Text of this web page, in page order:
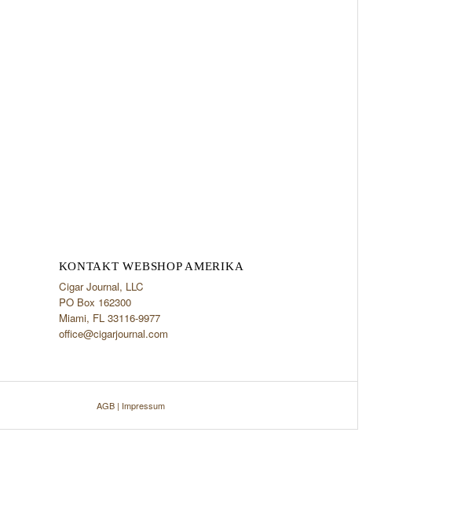
KONTAKT WEBSHOP AMERIKA
Cigar Journal, LLC
PO Box 162300
Miami, FL 33116-9977
office@cigarjournal.com
AGB | Impressum